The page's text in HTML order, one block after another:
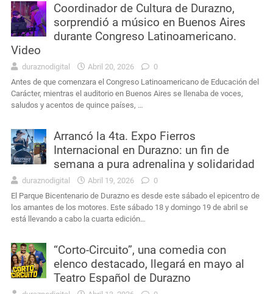
Coordinador de Cultura de Durazno,
sorprendió a músico en Buenos Aires
durante Congreso Latinoamericano.
Video
duraznodigital Abril 20, 2026
0
Antes de que comenzara el Congreso Latinoamericano de Educación del
Carácter, mientras el auditorio en Buenos Aires se llenaba de voces,
saludos y acentos de quince países, …
Arrancó la 4ta. Expo Fierros
Internacional en Durazno: un fin de
semana a pura adrenalina y solidaridad
duraznodigital Abril 19, 2026
0
El Parque Bicentenario de Durazno es desde este sábado el epicentro de
los amantes de los motores. Este sábado 18 y domingo 19 de abril se
está llevando a cabo la cuarta edición…
“Corto-Circuito”, una comedia con
elenco destacado, llegará en mayo al
Teatro Español de Durazno